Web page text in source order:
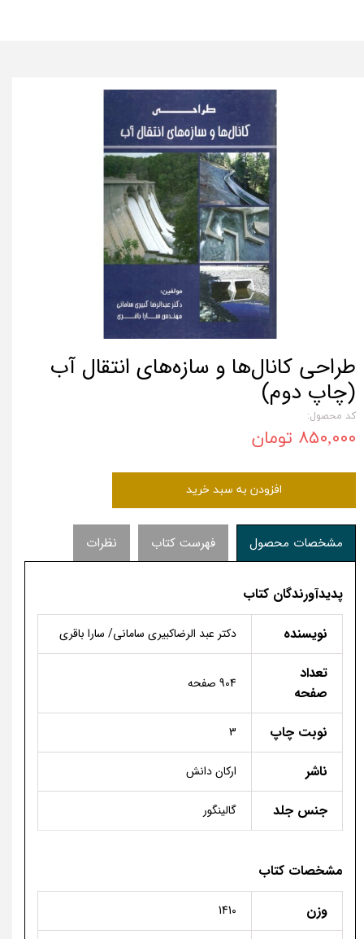
طراحی کانال‌ها و سازه‌های انتقال آب
(چاپ دوم)
کد محصول:
۸۵۰,۰۰۰ تومان
افزودن به سبد خرید
مشخصات محصول فهرست کتاب نظرات
پدیدآورندگان کتاب
نویسنده
دکتر عبد الرضاکبیری سامانی/ سارا باقری
تعداد
صفحه
904 صفحه
نوبت چاپ 3
ناشر ارکان دانش
جنس جلد گالینگور
مشخصات کتاب
وزن
1410